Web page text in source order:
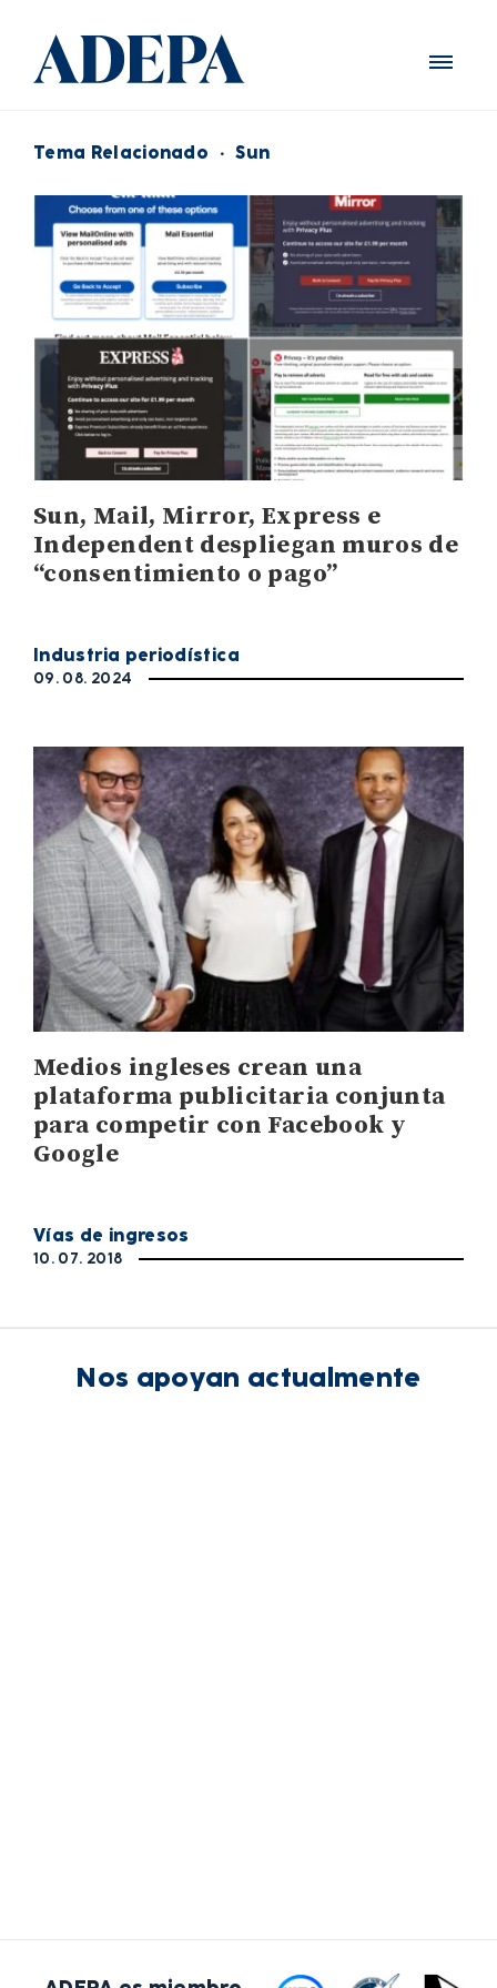
Tema Relacionado · Sun
Sun, Mail, Mirror, Express e
Independent despliegan muros de
“consentimiento o pago”
Industria periodística
09. 08. 2024
Medios ingleses crean una
plataforma publicitaria conjunta
para competir con Facebook y
Google
Vías de ingresos
10. 07. 2018
Nos apoyan actualmente